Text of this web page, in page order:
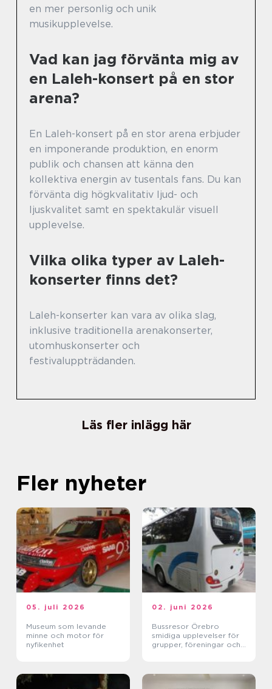
en mer personlig och unik
musikupplevelse.
Vad kan jag förvänta mig av
en Laleh-konsert på en stor
arena?
En Laleh-konsert på en stor arena erbjuder
en imponerande produktion, en enorm
publik och chansen att känna den
kollektiva energin av tusentals fans. Du kan
förvänta dig högkvalitativ ljud- och
ljuskvalitet samt en spektakulär visuell
upplevelse.
Vilka olika typer av Laleh-
konserter finns det?
Laleh-konserter kan vara av olika slag,
inklusive traditionella arenakonserter,
utomhuskonserter och
festivaluppträdanden.
Läs fler inlägg här
Fler nyheter
05. juli 2026
Museum som levande
minne och motor för
nyfikenhet
02. juni 2026
Bussresor Örebro
smidiga upplevelser för
grupper, föreningar och